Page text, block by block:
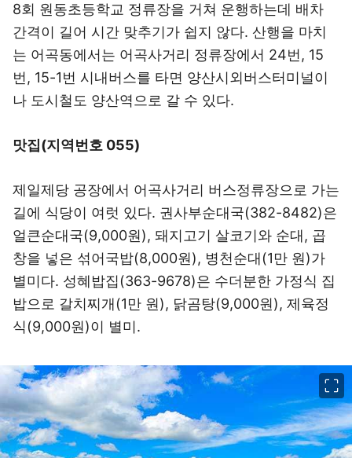
8회 원동초등학교 정류장을 거쳐 운행하는데 배차
간격이 길어 시간 맞추기가 쉽지 않다. 산행을 마치
는 어곡동에서는 어곡사거리 정류장에서 24번, 15
번, 15-1번 시내버스를 타면 양산시외버스터미널이
나 도시철도 양산역으로 갈 수 있다.
맛집(지역번호 055)
제일제당 공장에서 어곡사거리 버스정류장으로 가는
길에 식당이 여럿 있다. 권사부순대국(382-8482)은
얼큰순대국(9,000원), 돼지고기 살코기와 순대, 곱
창을 넣은 섞어국밥(8,000원), 병천순대(1만 원)가
별미다. 성혜밥집(363-9678)은 수더분한 가정식 집
밥으로 갈치찌개(1만 원), 닭곰탕(9,000원), 제육정
식(9,000원)이 별미.